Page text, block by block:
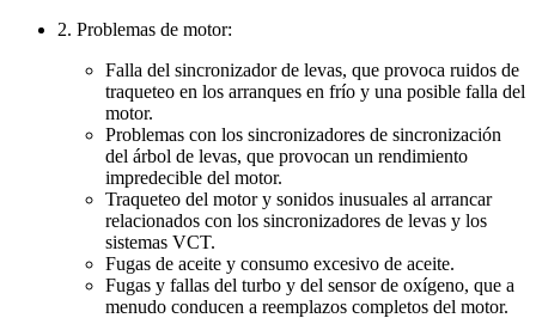
2. Problemas de motor:
Falla del sincronizador de levas, que provoca ruidos de
traqueteo en los arranques en frío y una posible falla del
motor.
Problemas con los sincronizadores de sincronización
del árbol de levas, que provocan un rendimiento
impredecible del motor.
Traqueteo del motor y sonidos inusuales al arrancar
relacionados con los sincronizadores de levas y los
sistemas VCT.
Fugas de aceite y consumo excesivo de aceite.
Fugas y fallas del turbo y del sensor de oxígeno, que a
menudo conducen a reemplazos completos del motor.